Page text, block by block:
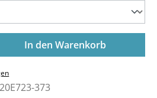
Gib den gewünschten
In den Warenkorb
373